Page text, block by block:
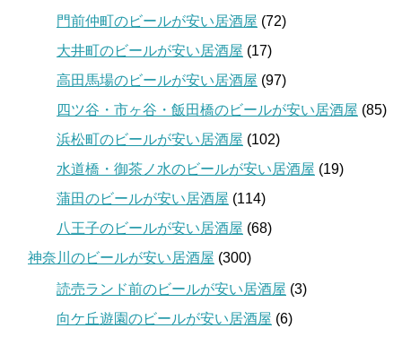
門前仲町のビールが安い居酒屋 (72)
大井町のビールが安い居酒屋 (17)
高田馬場のビールが安い居酒屋 (97)
四ツ谷・市ヶ谷・飯田橋のビールが安い居酒屋 (85)
浜松町のビールが安い居酒屋 (102)
水道橋・御茶ノ水のビールが安い居酒屋 (19)
蒲田のビールが安い居酒屋 (114)
八王子のビールが安い居酒屋 (68)
神奈川のビールが安い居酒屋 (300)
読売ランド前のビールが安い居酒屋 (3)
向ケ丘遊園のビールが安い居酒屋 (6)